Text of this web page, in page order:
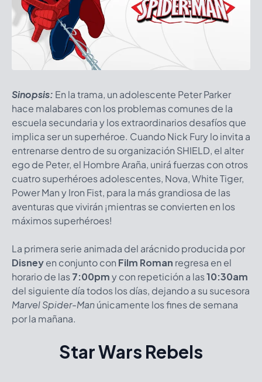
Sinopsis: En la trama, un adolescente Peter Parker
hace malabares con los problemas comunes de la
escuela secundaria y los extraordinarios desafíos que
implica ser un superhéroe. Cuando Nick Fury lo invita a
entrenarse dentro de su organización SHIELD, el alter
ego de Peter, el Hombre Araña, unirá fuerzas con otros
cuatro superhéroes adolescentes, Nova, White Tiger,
Power Man y Iron Fist, para la más grandiosa de las
aventuras que vivirán ¡mientras se convierten en los
máximos superhéroes!
La primera serie animada del arácnido producida por
Disneyen conjunto con Film Roman regresa en el
horario de las7:00pmy con repetición a las10:30am
del siguiente día todos los días, dejando a su sucesora
Marvel Spider-Manúnicamente los fines de semana
por la mañana.
Star Wars Rebels